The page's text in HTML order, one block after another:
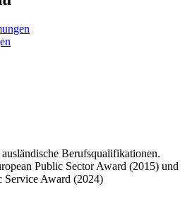
Berufsqualifikationen.
Public Sector Award (2015) und
Service Award (2024)